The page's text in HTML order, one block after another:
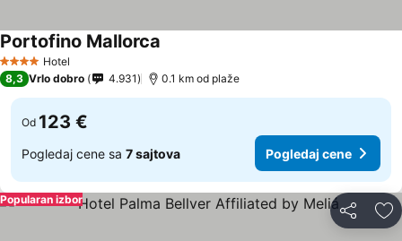
4 ZvezdiceHotel
Portofino Mallorca
8,3 Vrlo dobro 4.931 0.1 km od plaže
Od 123 €
Pogledaj cene sa 7 sajtova Pogledaj cene
Deli
Popularan izbor